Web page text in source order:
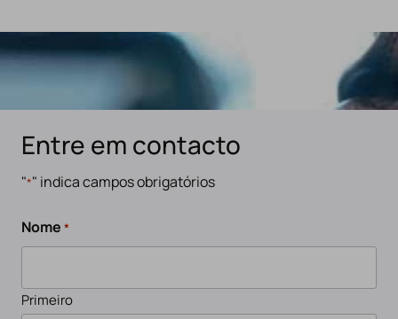
Entre em contacto
"*" indica campos obrigatórios
Nome *
Primeiro